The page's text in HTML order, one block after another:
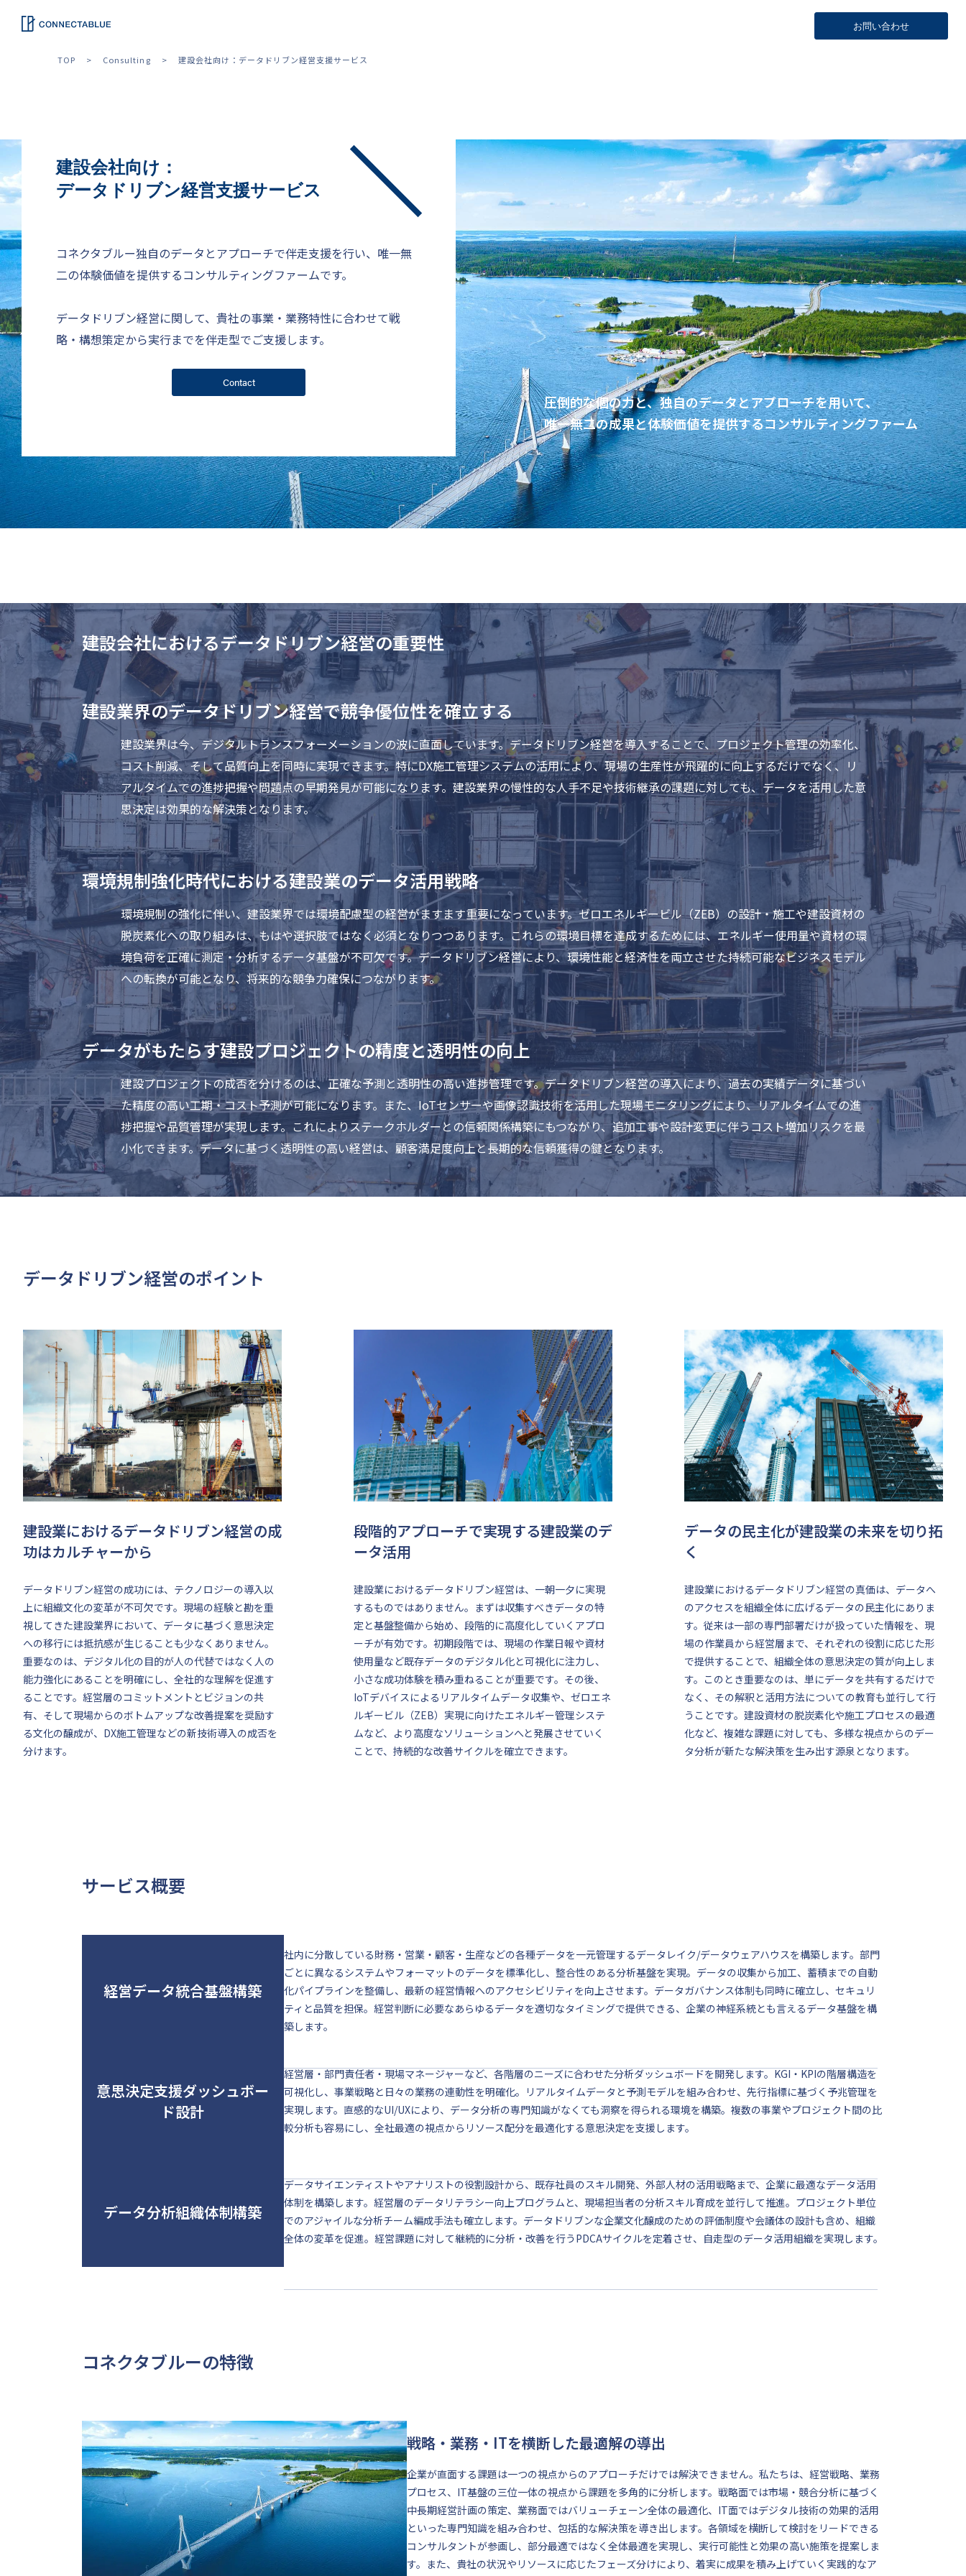
お問い合わせ
TOP Consulting 建設会社向け：データドリブン経営支援サービス
建設会社向け：
データドリブン経営支援サービス
コネクタブルー独自のデータとアプローチで伴走支援を行い、唯一無
二の体験価値を提供するコンサルティングファームです。
データドリブン経営に関して、貴社の事業・業務特性に合わせて戦
略・構想策定から実行までを伴走型でご支援します。
Contact
圧倒的な個の力と、独自のデータとアプローチを用いて、
唯一無二の成果と体験価値を提供するコンサルティングファーム
建設会社におけるデータドリブン経営の重要性
建設業界のデータドリブン経営で競争優位性を確立する
建設業界は今、デジタルトランスフォーメーションの波に直面しています。データドリブン経営を導入することで、プロジェクト管理の効率化、
コスト削減、そして品質向上を同時に実現できます。特にDX施工管理システムの活用により、現場の生産性が飛躍的に向上するだけでなく、リ
アルタイムでの進捗把握や問題点の早期発見が可能になります。建設業界の慢性的な人手不足や技術継承の課題に対しても、データを活用した意
思決定は効果的な解決策となります。
環境規制強化時代における建設業のデータ活用戦略
環境規制の強化に伴い、建設業界では環境配慮型の経営がますます重要になっています。ゼロエネルギービル（ZEB）の設計・施工や建設資材の
脱炭素化への取り組みは、もはや選択肢ではなく必須となりつつあります。これらの環境目標を達成するためには、エネルギー使用量や資材の環
境負荷を正確に測定・分析するデータ基盤が不可欠です。データドリブン経営により、環境性能と経済性を両立させた持続可能なビジネスモデル
への転換が可能となり、将来的な競争力確保につながります。
データがもたらす建設プロジェクトの精度と透明性の向上
建設プロジェクトの成否を分けるのは、正確な予測と透明性の高い進捗管理です。データドリブン経営の導入により、過去の実績データに基づい
た精度の高い工期・コスト予測が可能になります。また、IoTセンサーや画像認識技術を活用した現場モニタリングにより、リアルタイムでの進
捗把握や品質管理が実現します。これによりステークホルダーとの信頼関係構築にもつながり、追加工事や設計変更に伴うコスト増加リスクを最
小化できます。データに基づく透明性の高い経営は、顧客満足度向上と長期的な信頼獲得の鍵となります。
データドリブン経営のポイント
建設業におけるデータドリブン経営の成
功はカルチャーから
データドリブン経営の成功には、テクノロジーの導入以
上に組織文化の変革が不可欠です。現場の経験と勘を重
視してきた建設業界において、データに基づく意思決定
への移行には抵抗感が生じることも少なくありません。
重要なのは、デジタル化の目的が人の代替ではなく人の
能力強化にあることを明確にし、全社的な理解を促進す
ることです。経営層のコミットメントとビジョンの共
有、そして現場からのボトムアップな改善提案を奨励す
る文化の醸成が、DX施工管理などの新技術導入の成否を
分けます。
段階的アプローチで実現する建設業のデ
ータ活用
建設業におけるデータドリブン経営は、一朝一夕に実現
するものではありません。まずは収集すべきデータの特
定と基盤整備から始め、段階的に高度化していくアプロ
ーチが有効です。初期段階では、現場の作業日報や資材
使用量など既存データのデジタル化と可視化に注力し、
小さな成功体験を積み重ねることが重要です。その後、
IoTデバイスによるリアルタイムデータ収集や、ゼロエネ
ルギービル（ZEB）実現に向けたエネルギー管理システ
ムなど、より高度なソリューションへと発展させていく
ことで、持続的な改善サイクルを確立できます。
データの民主化が建設業の未来を切り拓
く
建設業におけるデータドリブン経営の真価は、データへ
のアクセスを組織全体に広げるデータの民主化にありま
す。従来は一部の専門部署だけが扱っていた情報を、現
場の作業員から経営層まで、それぞれの役割に応じた形
で提供することで、組織全体の意思決定の質が向上しま
す。このとき重要なのは、単にデータを共有するだけで
なく、その解釈と活用方法についての教育も並行して行
うことです。建設資材の脱炭素化や施工プロセスの最適
化など、複雑な課題に対しても、多様な視点からのデー
タ分析が新たな解決策を生み出す源泉となります。
サービス概要
経営データ統合基盤構築
社内に分散している財務・営業・顧客・生産などの各種データを一元管理するデータレイク/データウェアハウスを構築します。部門
ごとに異なるシステムやフォーマットのデータを標準化し、整合性のある分析基盤を実現。データの収集から加工、蓄積までの自動
化パイプラインを整備し、最新の経営情報へのアクセシビリティを向上させます。データガバナンス体制も同時に確立し、セキュリ
ティと品質を担保。経営判断に必要なあらゆるデータを適切なタイミングで提供できる、企業の神経系統とも言えるデータ基盤を構
築します。
意思決定支援ダッシュボー
ド設計
経営層・部門責任者・現場マネージャーなど、各階層のニーズに合わせた分析ダッシュボードを開発します。KGI・KPIの階層構造を
可視化し、事業戦略と日々の業務の連動性を明確化。リアルタイムデータと予測モデルを組み合わせ、先行指標に基づく予兆管理を
実現します。直感的なUI/UXにより、データ分析の専門知識がなくても洞察を得られる環境を構築。複数の事業やプロジェクト間の比
較分析も容易にし、全社最適の視点からリソース配分を最適化する意思決定を支援します。
データ分析組織体制構築
データサイエンティストやアナリストの役割設計から、既存社員のスキル開発、外部人材の活用戦略まで、企業に最適なデータ活用
体制を構築します。経営層のデータリテラシー向上プログラムと、現場担当者の分析スキル育成を並行して推進。プロジェクト単位
でのアジャイルな分析チーム編成手法も確立します。データドリブンな企業文化醸成のための評価制度や会議体の設計も含め、組織
全体の変革を促進。経営課題に対して継続的に分析・改善を行うPDCAサイクルを定着させ、自走型のデータ活用組織を実現します。
コネクタブルーの特徴
戦略・業務・ITを横断した最適解の導出
企業が直面する課題は一つの視点からのアプローチだけでは解決できません。私たちは、経営戦略、業務
プロセス、IT基盤の三位一体の視点から課題を多角的に分析します。戦略面では市場・競合分析に基づく
中長期経営計画の策定、業務面ではバリューチェーン全体の最適化、IT面ではデジタル技術の効果的活用
といった専門知識を組み合わせ、包括的な解決策を導き出します。各領域を横断して検討をリードできる
コンサルタントが参画し、部分最適ではなく全体最適を実現し、実行可能性と効果の高い施策を提案しま
す。また、貴社の状況やリソースに応じたフェーズ分けにより、着実に成果を積み上げていく実践的なア